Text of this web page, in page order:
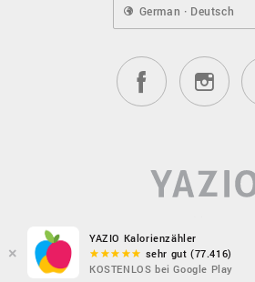
German · Deutsch
×
YAZIO Kalorienzähler
sehr gut (77.416)
KOSTENLOS bei Google Play